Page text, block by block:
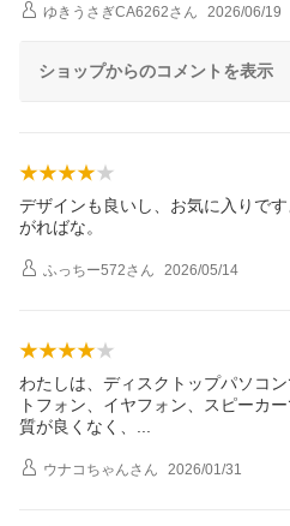
ゆきうさぎCA6262さん 2026/06/19
ショップからのコメントを表示
デザインも良いし、お気に入りで
がればな。
ふっちー572さん 2026/05/14
わたしは、ディスクトップパソコ
トフォン、イヤフォン、スピーカ
質が良くなく
ウナコちゃんさん 2026/01/31